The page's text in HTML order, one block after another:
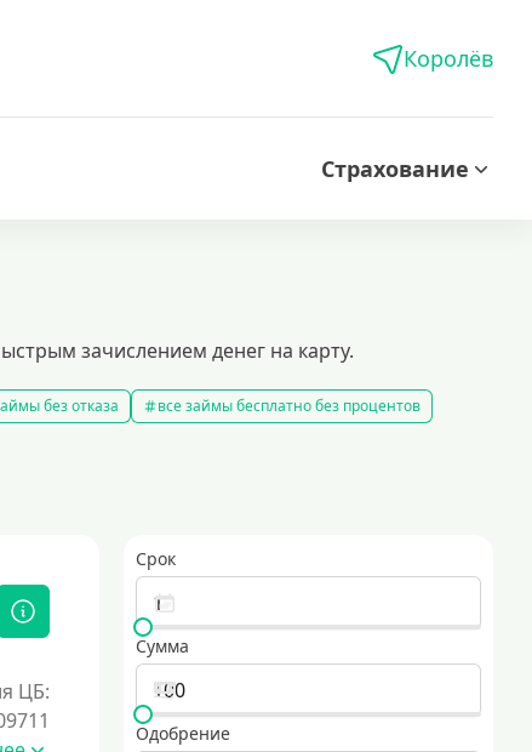
Королёв
Страхование
зачислением денег на карту.
без отказа
все займы бесплатно без процентов
Срок
Сумма
Одобрение
ЦБ: